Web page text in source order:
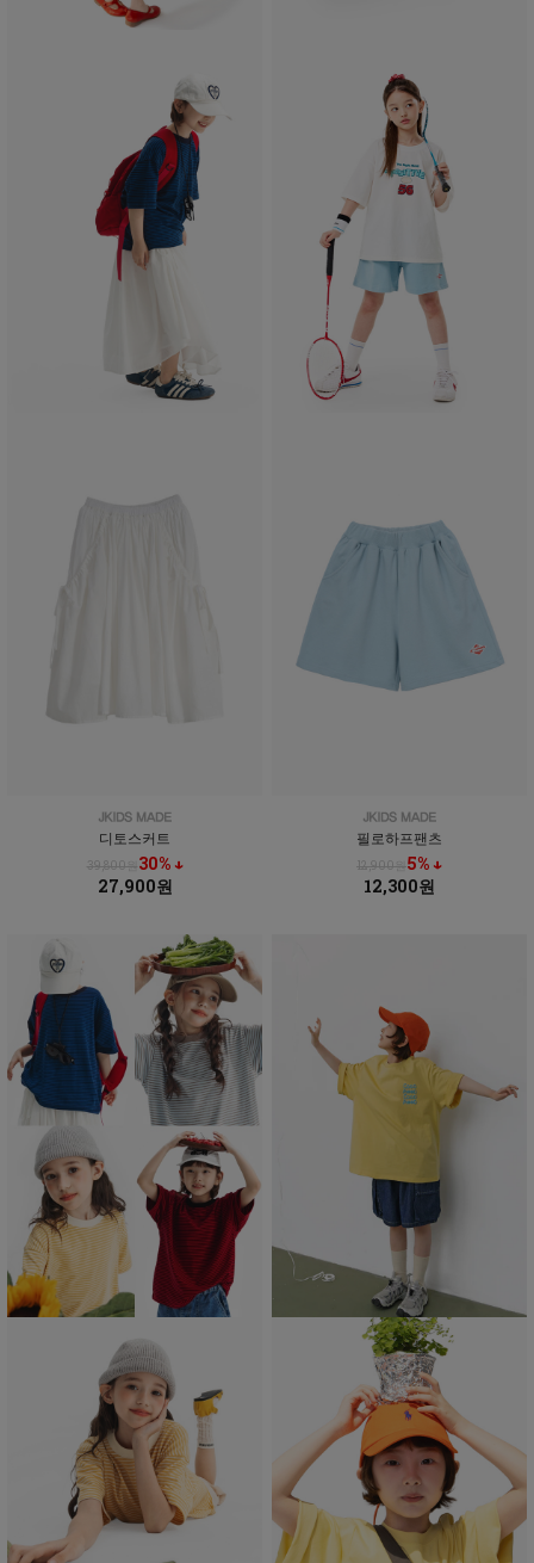
디토스커트
39,800원30% ↓
27,900원
필로하프팬츠
12,900원5% ↓
12,300원